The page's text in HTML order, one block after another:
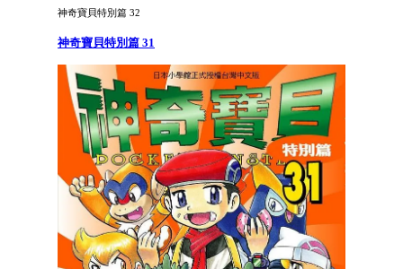
神奇寶貝特別篇 32
神奇寶貝特別篇 31